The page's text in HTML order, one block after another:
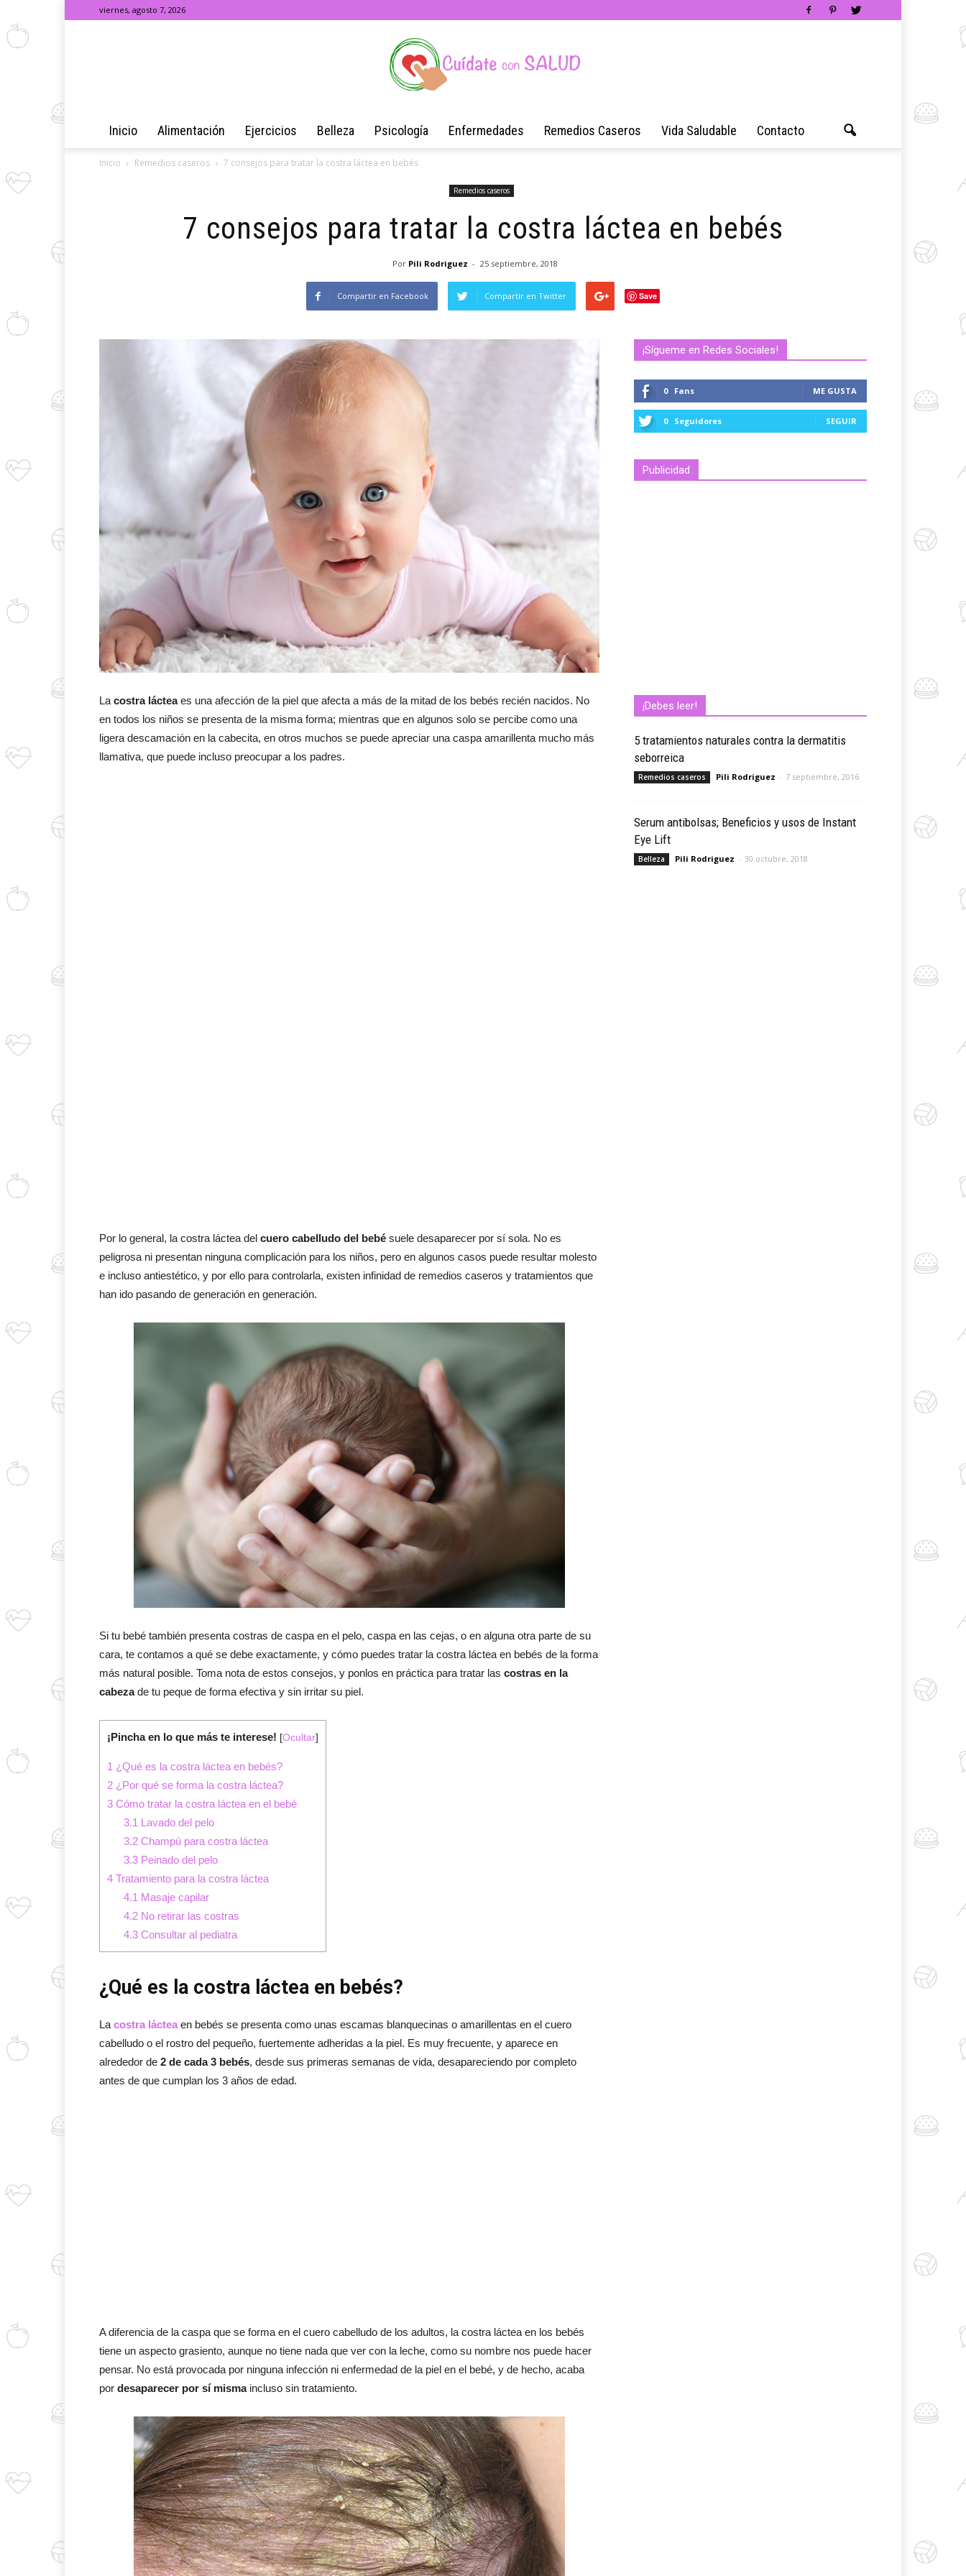
viernes, agosto 7, 2026
de
|
Cuídate
Inicio Alimentación Ejercicios Belleza Psicología Enfermedades Remedios Caseros Vida Saludable Contacto
Inicio Remedios caseros 7 consejos para tratar la costra láctea en bebés
Remedios caseros
7 consejos para tratar la costra láctea en bebés
Por Pili Rodriguez - 25 septiembre, 2018
Compartir en Facebook Compartir en Twitter Save
La costra lácteaes una afección de la piel que afecta a más de la mitad de los bebés recién nacidos. No
en todos los niños se presenta de la misma forma; mientras que en algunos solo se percibe como una
ligera descamación en la cabecita, en otros muchos se puede apreciar una caspa amarillenta mucho más
llamativa, que puede incluso preocupar a los padres.
Por lo general, la costra láctea del cuero cabelludo del bebé suele desaparecer por sí sola. No es
peligrosa ni presentan ninguna complicación para los niños, pero en algunos casos puede resultar molesto
e incluso antiestético, y por ello para controlarla, existen infinidad de remedios caseros y tratamientos que
han ido pasando de generación en generación.
Si tu bebé también presenta costras de caspa en el pelo, caspa en las cejas, o en alguna otra parte de su
cara, te contamos a qué se debe exactamente, y cómo puedes tratar la costra láctea en bebés de la forma
más natural posible. Toma nota de estos consejos, y ponlos en práctica para tratar las costras en la
cabezade tu peque de forma efectiva y sin irritar su piel.
¡Pincha en lo que más te interese! [Ocultar]
1 ¿Qué es la costra láctea en bebés?
2 ¿Por qué se forma la costra láctea?
3 Cómo tratar la costra láctea en el bebé
3.1 Lavado del pelo
3.2Champú para costra láctea
3.3Peinado del pelo
4 Tratamiento para la costra láctea
4.1 Masaje capilar
4.2No retirar las costras
4.3Consultar al pediatra
¿Qué es la costra láctea en bebés?
La costra láctea en bebés se presenta como unas escamas blanquecinas o amarillentas en el cuero
cabelludo o el rostro del pequeño, fuertemente adheridas a la piel. Es muy frecuente, y aparece en
alrededor de 2 de cada 3 bebés, desde sus primeras semanas de vida, desapareciendo por completo
antes de que cumplan los 3 años de edad.
A diferencia de la caspa que se forma en el cuero cabelludo de los adultos, la costra láctea en los bebés
tiene un aspecto grasiento, aunque no tiene nada que ver con la leche, como su nombre nos puede hacer
pensar. No está provocada por ninguna infección ni enfermedad de la piel en el bebé, y de hecho, acaba
por desaparecer por sí mismaincluso sin tratamiento.
¡Sígueme en Redes Sociales!
0 Fans ME GUSTA
0 Seguidores SEGUIR
Publicidad
¡Debes leer!
5 tratamientos naturales contra la dermatitis
seborreica
Remedios caseros Pili Rodriguez - 7 septiembre, 2016
Serum antibolsas; Beneficios y usos de Instant
Eye Lift
Belleza Pili Rodriguez - 30 octubre, 2018